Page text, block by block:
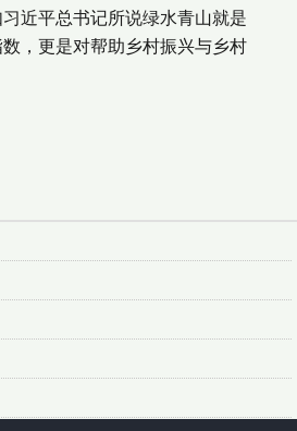
近平总书记所说绿水青山就是
，更是对帮助乡村振兴与乡村